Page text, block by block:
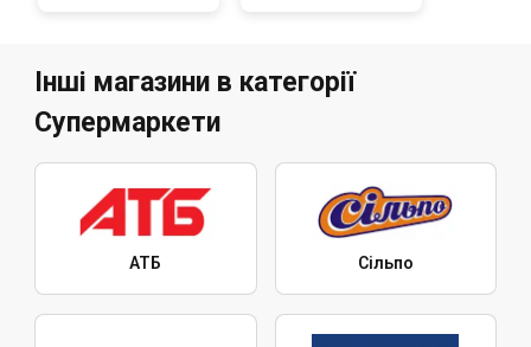
Інші магазини в категорії
Супермаркети
АТБ Сільпо